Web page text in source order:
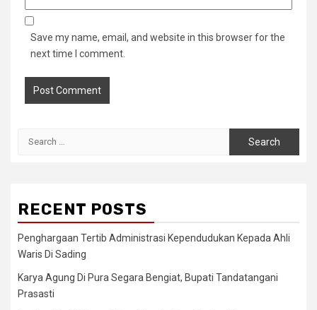
Save my name, email, and website in this browser for the
next time I comment.
RECENT POSTS
Penghargaan Tertib Administrasi Kependudukan Kepada Ahli
Waris Di Sading
Karya Agung Di Pura Segara Bengiat, Bupati Tandatangani
Prasasti